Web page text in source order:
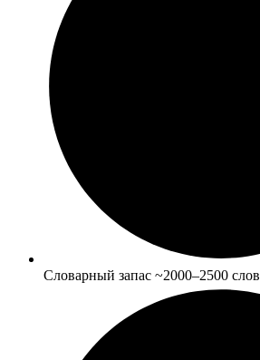
Словарный запас ~2000–2500 слов